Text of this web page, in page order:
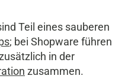
Teil eines sauberen
; bei Shopware führen
in der
zusammen.